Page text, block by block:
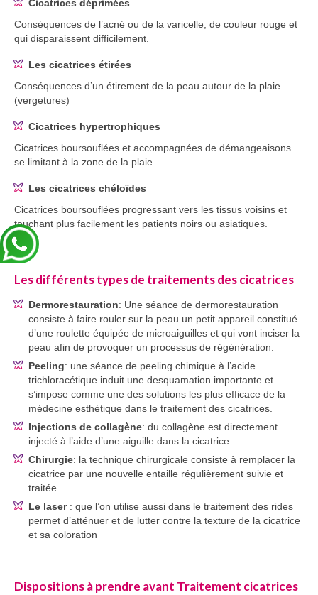
Cicatrices déprimées
Conséquences de l’acné ou de la varicelle, de couleur rouge et
qui disparaissent difficilement.
Les cicatrices étirées
Conséquences d’un étirement de la peau autour de la plaie
(vergetures)
Cicatrices hypertrophiques
Cicatrices boursouflées et accompagnées de démangeaisons
se limitant à la zone de la plaie.
Les cicatrices chéloïdes
Cicatrices boursouflées progressant vers les tissus voisins et
touchant plus facilement les patients noirs ou asiatiques.
Les différents types de traitements des cicatrices
Dermorestauration: Une séance de dermorestauration
consiste à faire rouler sur la peau un petit appareil constitué
d’une roulette équipée de microaiguilles et qui vont inciser la
peau afin de provoquer un processus de régénération.
Peeling: une séance de peeling chimique à l’acide
trichloracétique induit une desquamation importante et
s’impose comme une des solutions les plus efficace de la
médecine esthétique dans le traitement des cicatrices.
Injections de collagène: du collagène est directement
injecté à l’aide d’une aiguille dans la cicatrice.
Chirurgie: la technique chirurgicale consiste à remplacer la
cicatrice par une nouvelle entaille régulièrement suivie et
traitée.
Le laser : que l’on utilise aussi dans le traitement des rides
permet d’atténuer et de lutter contre la texture de la cicatrice
et sa coloration
Dispositions à prendre avant Traitement cicatrices